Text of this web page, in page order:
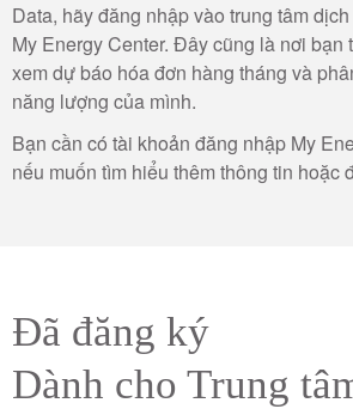
Data, hãy đăng nhập vào trung tâm
My Energy Center. Đây cũng là nơi bạn
xem dự báo hóa đơn hàng tháng và
năng lượng của mình.
Bạn cần có tài khoản đăng nhập My
nếu muốn tìm hiểu thêm thông tin hoặc
Đã đăng ký
Dành cho Trung